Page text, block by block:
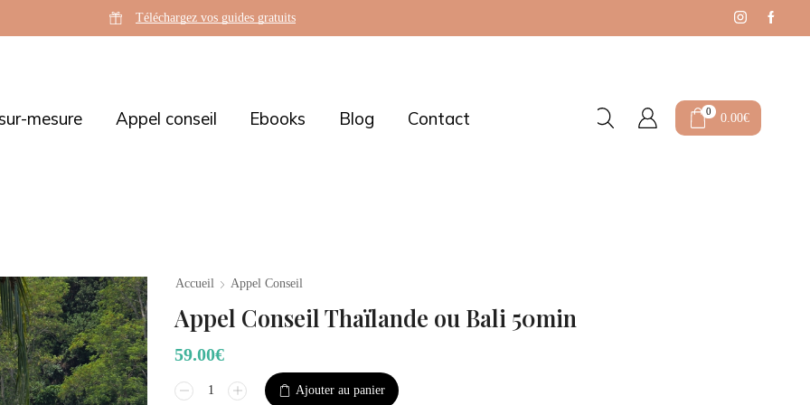
Téléchargez vos guides gratuits Téléchargez
mesure Appel conseil Ebooks Blog Contact 0 0.00€
Accueil Appel Conseil
Appel Conseil Thaïlande ou Bali 50min
59.00€
Ajouter au panier